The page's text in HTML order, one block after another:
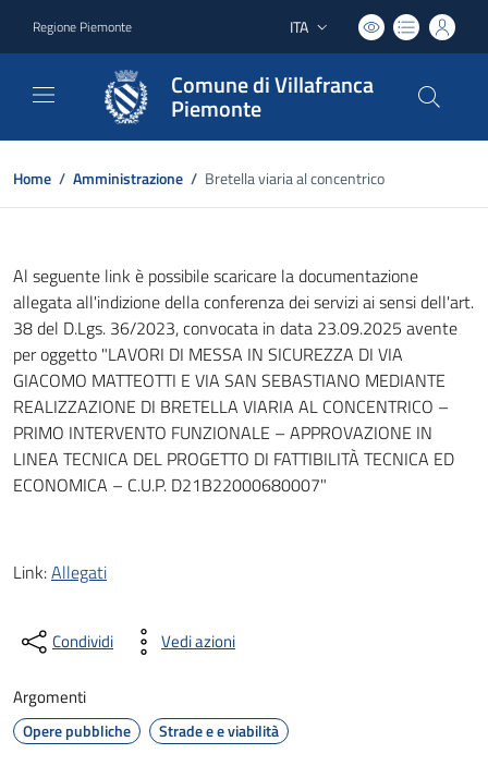
Regione Piemonte Lingua attiva:
ITA
Comune di Villafranca
Piemonte
Home / Amministrazione / Bretella viaria al concentrico
Al seguente link è possibile scaricare la documentazione
allegata all'indizione della conferenza dei servizi ai sensi dell'art.
38 del D.Lgs. 36/2023, convocata in data 23.09.2025 avente
per oggetto "LAVORI DI MESSA IN SICUREZZA DI VIA
GIACOMO MATTEOTTI E VIA SAN SEBASTIANO MEDIANTE
REALIZZAZIONE DI BRETELLA VIARIA AL CONCENTRICO –
PRIMO INTERVENTO FUNZIONALE – APPROVAZIONE IN
LINEA TECNICA DEL PROGETTO DI FATTIBILITÀ TECNICA ED
ECONOMICA – C.U.P. D21B22000680007"
Link:Allegati
Condividi Vedi azioni
Argomenti
Opere pubbliche Strade e e viabilità